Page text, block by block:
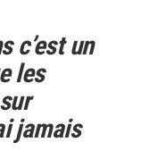
c’est un
les
jamais